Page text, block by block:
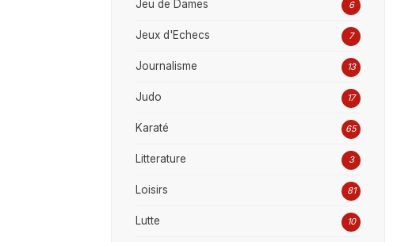
Jeu de Dames 6
Jeux d'Echecs 7
Journalisme 13
Judo 17
Karaté 65
Litterature 3
Loisirs 81
Lutte 10